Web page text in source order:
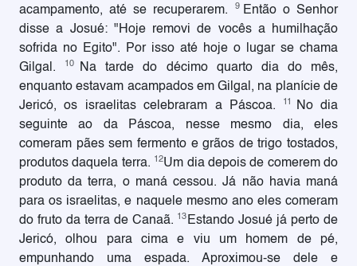
acampamento, até se recuperarem.
9
Então o Senhor
disse a Josué: "Hoje removi de vocês a humilhação
sofrida no Egito". Por isso até hoje o lugar se chama
Gilgal.
10
Na tarde do décimo quarto dia do mês,
enquanto estavam acampados em Gilgal, na planície de
Jericó, os israelitas celebraram a Páscoa.
11
No dia
seguinte ao da Páscoa, nesse mesmo dia, eles
comeram pães sem fermento e grãos de trigo tostados,
produtos daquela terra. 12Um dia depois de comerem do
produto da terra, o maná cessou. Já não havia maná
para os israelitas, e naquele mesmo ano eles comeram
do fruto da terra de Canaã. 13 Estando Josué já perto de
Jericó, olhou para cima e viu um homem de pé,
empunhando uma espada. Aproximou-se dele e